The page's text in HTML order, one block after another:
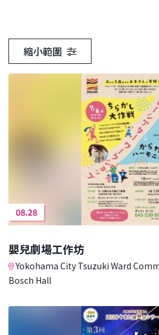
縮小範圍
08.28
嬰兒劇場工作坊
Yokohama City Tsuzuki Ward
Bosch Hall